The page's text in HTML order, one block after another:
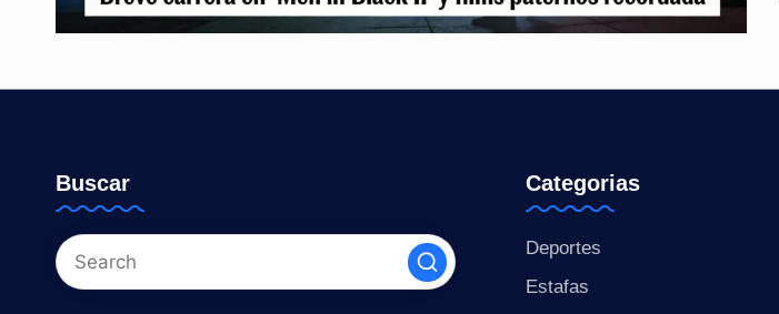
i
Buscar Categorias
Deportes
Estafas